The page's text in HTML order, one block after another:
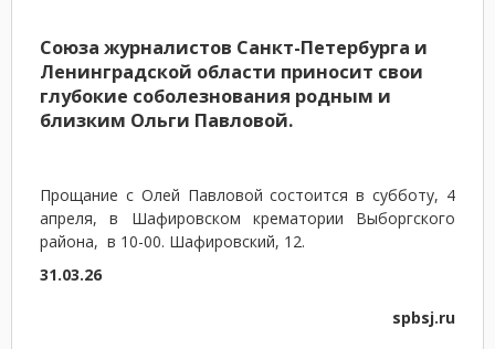
Союза журналистов Санкт-Петербурга и
Ленинградской области приносит свои
глубокие соболезнования родным и
близким Ольги Павловой.
Прощание с Олей Павловой состоится в субботу, 4
апреля, в Шафировском крематории Выборгского
района, в 10-00. Шафировский, 12.
31.03.26
spbsj.ru